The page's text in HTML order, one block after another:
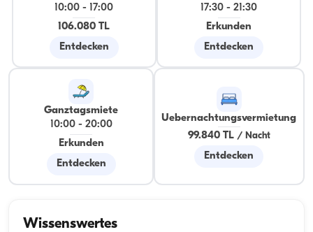
10:00 -
17:00
106.080 TL
Entdecken
17:30 -21:30
Erkunden
Entdecken
Ganztagsmiete
10:00- 20:00
Erkunden
Entdecken
Uebernachtungsvermietung
99.840 TL/ Nacht
Entdecken
Wissenswertes